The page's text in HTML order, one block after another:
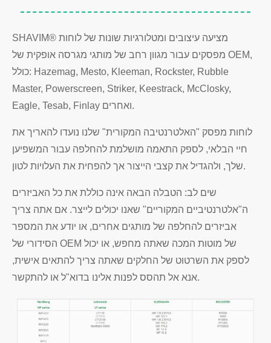
SHAVIM® מציעה עיצובים ומטלורגיות שונות של לוחות
מפסקים עבור מגוון רחב של מותגי מגרסה אופקית של OEM,
כולל: Hazemag, Mesto, Kleeman, Rockster, Rubble
Master, Powerscreen, Striker, Keestrack, McClosky,
Eagle, Tesab, Finlay ואחרים.
לוחות מפסק "האלטרנטיבה המקורית" שלנו נועדו להאריך את
חיי הבלאי, לספק התאמה מושלמת להחלפה עבור המשפיען
שלך, ולהגדיל את קצבי הייצור אך להפחית את העלויות לטון.
שים לב: הטבלה הבאה אינה כוללת את כל האביזרים
ה"אלטרנטיביים המקוריים" שאנו יכולים לייצר. אם אתה צריך
אביזרים להחלפה של מותגים אחרים, או יודע את המספר
הסידורי של OEM של מוטות המכה שאתה מחפש, או יכול
לספק את השרטוט של החלקים שאתה צריך להתאים אישית,
אנא אל תהסס לפנות אלינו בדוא"ל או להתקשר.